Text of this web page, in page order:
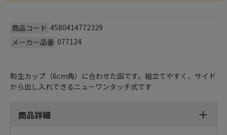
商品コード 4580414772329
メーカー品番 077124
和生カップ（6cm角）に合わせた函です。組立てやすく、サイド
から出し入れできるニューワンタッチ式です
商品詳細